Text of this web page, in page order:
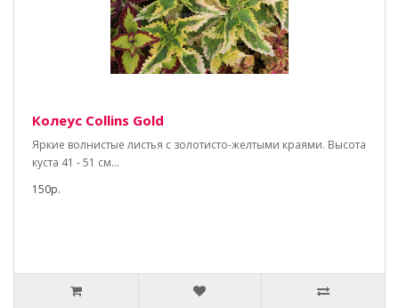
Колеус Collins Gold
Яркие волнистые листья c золотисто-желтыми краями. Высота
куста 41 - 51 см...
150р.